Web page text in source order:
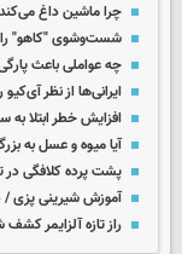
چرا ماشین داغ
شست‌وشوی "کاهو" را
چه عواملی باعث
ایرانی‌ها از نظر
افزایش خطر ابتلا به
آیا میوه و عسل به
پشت پرده کلافگی در
آموزش شیرینی پزی /
راز تازه آلزایمر